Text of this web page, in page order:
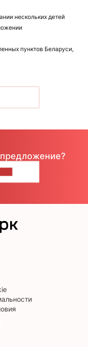
нескольких детей
пунктов Беларуси,